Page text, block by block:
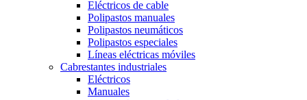
Eléctricos de cable
Polipastos manuales
Polipastos neumáticos
Polipastos especiales
Líneas eléctricas móviles
Cabrestantes industriales
Eléctricos
Manuales